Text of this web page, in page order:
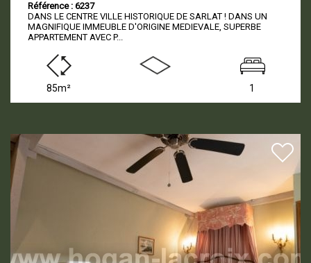
Référence : 6237
DANS LE CENTRE VILLE HISTORIQUE DE SARLAT ! DANS UN
MAGNIFIQUE IMMEUBLE D'ORIGINE MEDIEVALE, SUPERBE
APPARTEMENT AVEC P...
85m² 1